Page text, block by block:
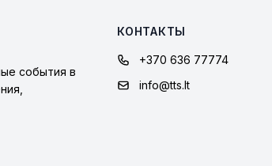
события в
КОНТАКТЫ
+370 636 77774
info@tts.lt